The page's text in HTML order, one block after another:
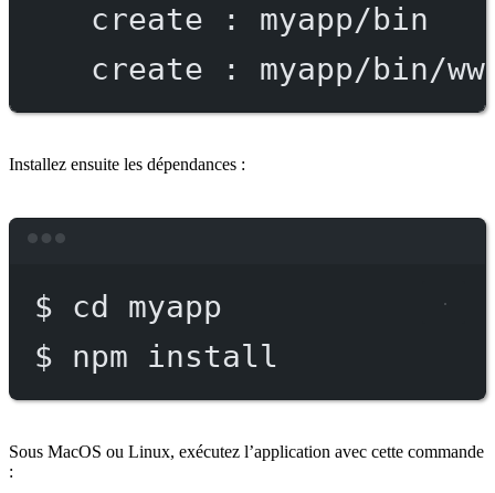
create :
myapp/bin
create
: myapp/bin/
Installez ensuite les dépendances :
$ cd
myapp
$
npm install
Sous MacOS ou Linux, exécutez l’application avec cette commande
: